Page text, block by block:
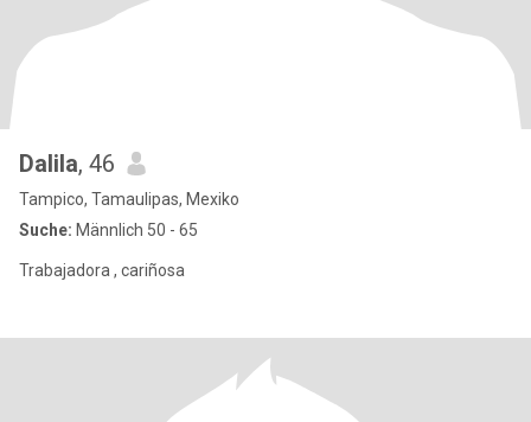
Dalila, 46
Tampico, Tamaulipas, Mexiko
Suche: Männlich 50 - 65
Trabajadora , cariñosa